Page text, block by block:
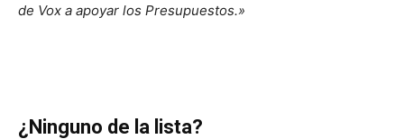
de Vox a apoyar los Presupuestos.»
¿Ninguno de la lista?